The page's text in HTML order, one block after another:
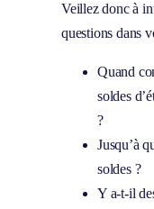
Veillez donc à
questions dans
Quand
soldes
?
Jusqu’à
soldes ?
Y a-t-il